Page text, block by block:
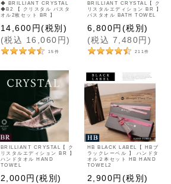
◆ BRILLIANT CRYSTAL
◆B2 【 クリスタル バスタ
オル2枚セット BR 】
14,600円(税別)
(税込 16,060 円)
15 件
BRILLIANT CRYSTAL【 ク
リスタルエディション BR 】
バスタオル BATH TOWEL
6,800円 (税別)
(税込 7,480円 )
211件
BRILLIANT CRYSTAL【 ク
リスタルエディション BR 】
ハンドタオル HAND
TOWEL
2,000円 (税別)
HB BLACK LABEL【 HBブ
ラックレーベル 】 ハンドタ
オル２本セット HB HAND
TOWEL2
2,900円 (税別)